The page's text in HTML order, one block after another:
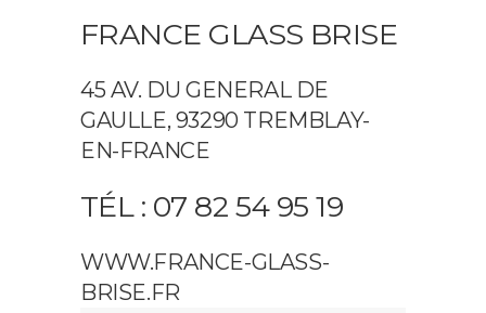
FRANCE GLASS BRISE
45 AV. DU GENERAL DE
GAULLE, 93290 TREMBLAY-
EN-FRANCE
TÉL : 07 82 54 95 19
WWW.FRANCE-GLASS-
BRISE.FR